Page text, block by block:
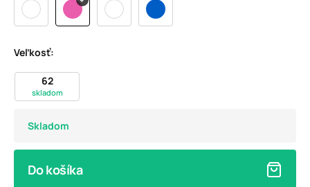
Veľkosť:
62
skladom
Skladom
Do košíka